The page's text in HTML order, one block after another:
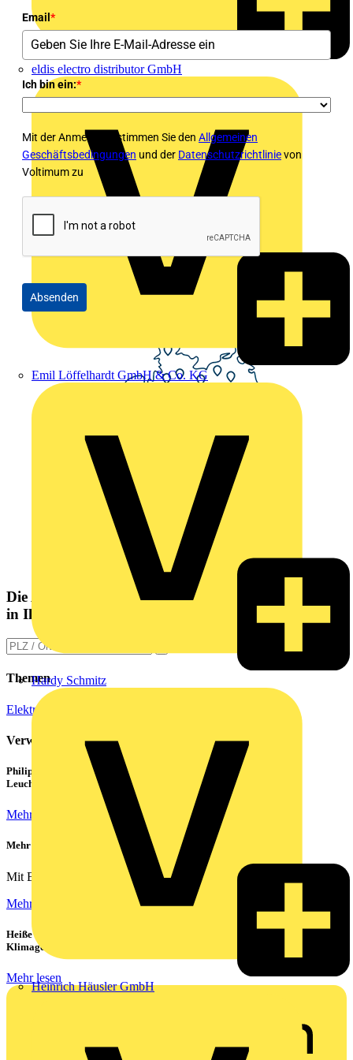
eldis electro distributor GmbH
Emil Löffelhardt GmbH & Co. KG
Hardy Schmitz
Heinrich Häusler GmbH
Email *
Ich bin ein:*
Mit der Anmeldung stimmen Sie den Allgemeinen
Geschäftsbedingungen und der Datenschutzrichtlinievon
Voltimum zu
Absenden
Die Altlampen Sammelstelle
in Ihrer Nähe
Themen
Elektroinstallation
Verwandte Inhalte
Philips CorePro LED-Röhren: Der preiswerte 1:1 Ersatz für
Leuchtstoffröhren
Mehr lesen
Mehr Sicherheit für zu Hause
Mit Busch-free@home® schlafen Ihre Kunden ruhiger – ob...
Mehr lesen
Heiße Sommer, kühle Köpfe: Verbraucher setzen immer mehr auf
Klimageräte und Ventilatoren
Mehr lesen